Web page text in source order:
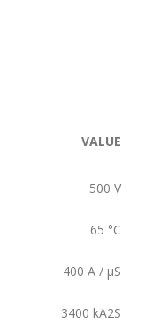
VALUE
500 V
65 °C
400 A / µS
3400 kA2S